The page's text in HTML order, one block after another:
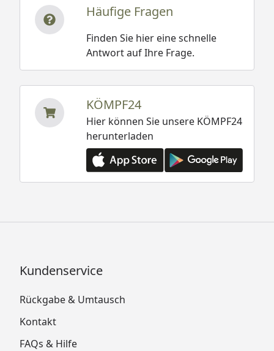
Häufige Fragen
Finden Sie hier eine schnelle
Antwort auf Ihre Frage.
KÖMPF24
Hier können Sie unsere KÖMPF24
herunterladen
Kundenservice
Rückgabe & Umtausch
Kontakt
FAQs & Hilfe